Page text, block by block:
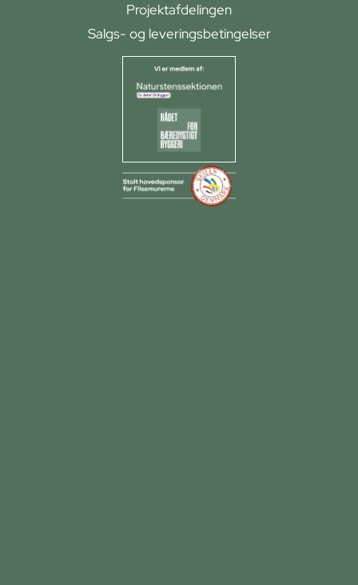
Projektafdelingen
Salgs- og leveringsbetingelser